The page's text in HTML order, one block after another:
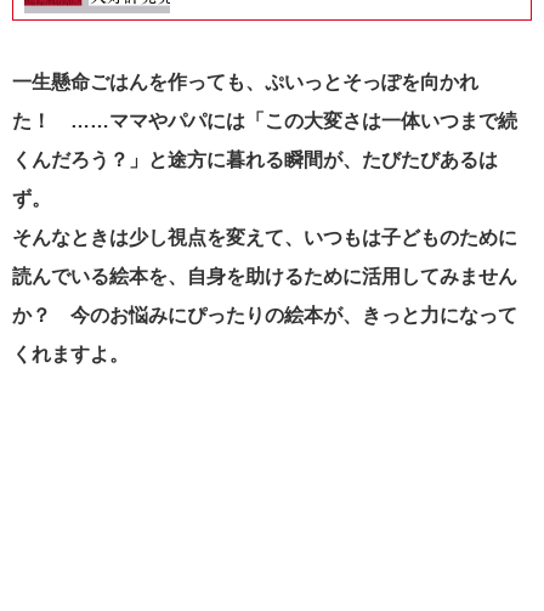
一生懸命ごはんを作っても、ぷいっとそっぽを向かれ
た！ ……ママやパパには 「この大変さは一体いつまで続
くんだろう？」と途方に暮れる瞬間が、たびたびあるは
ず。
そんなときは少し視点を変えて、いつもは子どものために
読んでいる絵本を、自身を助けるために活用してみません
か？ 今のお悩みにぴったりの絵本が、きっと力になって
くれますよ。